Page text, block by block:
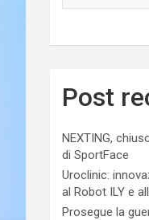
Post
NEXTING,
di SportFace
Uroclinic:
al Robot ILY e
Prosegue la